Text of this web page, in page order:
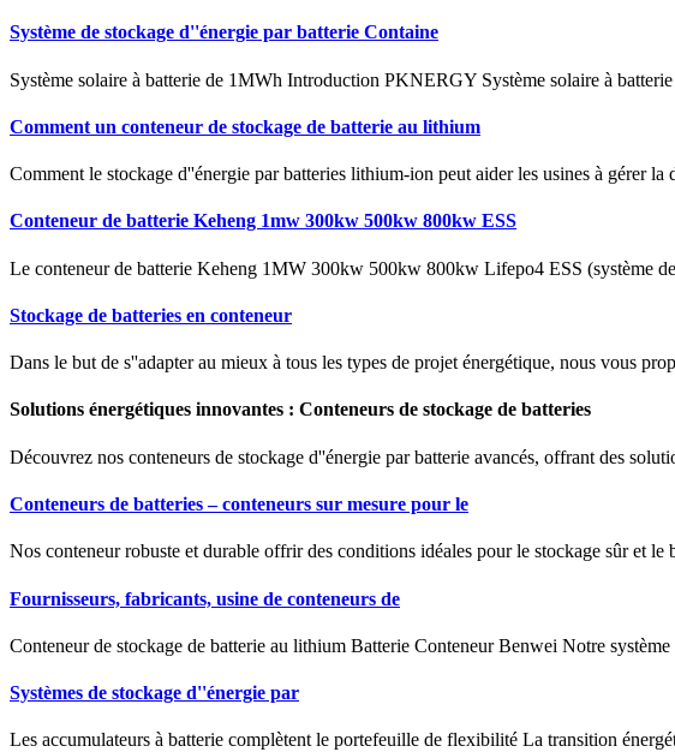
Système de stockage d''énergie par batterie Containe
Système solaire à batterie de 1MWh Introduction PKNERGY Système solaire à
Comment un conteneur de stockage de batterie au lithium
Comment le stockage d''énergie par batteries lithium-ion peut aider les usines à gérer
Conteneur de batterie Keheng 1mw 300kw 500kw 800kw ESS
Le conteneur de batterie Keheng 1MW 300kw 500kw 800kw Lifepo4 ESS (système
Stockage de batteries en conteneur
Dans le but de s''adapter au mieux à tous les types de projet énergétique, nous vous
Solutions énergétiques innovantes : Conteneurs de stockage de batteries
Découvrez nos conteneurs de stockage d''énergie par batterie avancés, offrant des
Conteneurs de batteries – conteneurs sur mesure pour le
Nos conteneur robuste et durable offrir des conditions idéales pour le stockage sûr et
Fournisseurs, fabricants, usine de conteneurs de
Conteneur de stockage de batterie au lithium Batterie Conteneur Benwei Notre
Systèmes de stockage d''énergie par
Les accumulateurs à batterie complètent le portefeuille de flexibilité La transition